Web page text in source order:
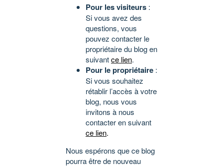
Pour les visiteurs :
Si vous avez des
questions, vous
pouvez contacter le
propriétaire du blog en
suivantce lien.
Pour le propriétaire :
Si vous souhaitez
rétablir l’accès à votre
blog, nous vous
invitons à nous
contacter en suivant
ce lien.
Nous espérons que ce blog
pourra être de nouveau